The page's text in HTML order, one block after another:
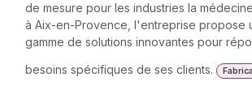
de mesure pour les industries la
à Aix-en-Provence, l'entreprise propose
gamme de solutions innovantes pour
besoins spécifiques de ses clients.